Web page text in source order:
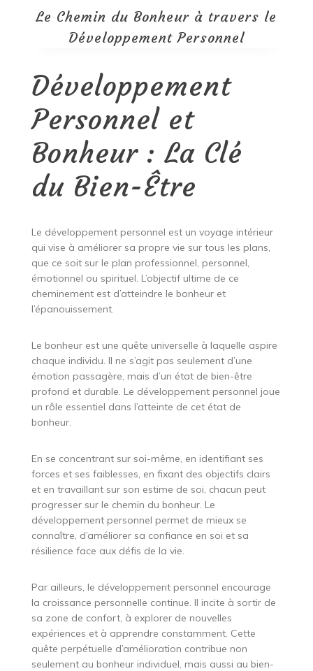
Le Chemin du Bonheur à travers le
Développement Personnel
Développement
Personnel et
Bonheur : La Clé
du Bien-Être
Le développement personnel est un voyage intérieur
qui vise à améliorer sa propre vie sur tous les plans,
que ce soit sur le plan professionnel, personnel,
émotionnel ou spirituel. L’objectif ultime de ce
cheminement est d’atteindre le bonheur et
l’épanouissement.
Le bonheur est une quête universelle à laquelle aspire
chaque individu. Il ne s’agit pas seulement d’une
émotion passagère, mais d’un état de bien-être
profond et durable. Le développement personnel joue
un rôle essentiel dans l’atteinte de cet état de
bonheur.
En se concentrant sur soi-même, en identifiant ses
forces et ses faiblesses, en fixant des objectifs clairs
et en travaillant sur son estime de soi, chacun peut
progresser sur le chemin du bonheur. Le
développement personnel permet de mieux se
connaître, d’améliorer sa confiance en soi et sa
résilience face aux défis de la vie.
Par ailleurs, le développement personnel encourage
la croissance personnelle continue. Il incite à sortir de
sa zone de confort, à explorer de nouvelles
expériences et à apprendre constamment. Cette
quête perpétuelle d’amélioration contribue non
seulement au bonheur individuel, mais aussi au bien-